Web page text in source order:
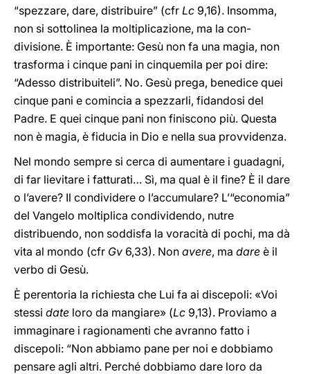
“spezzare, dare, distribuire” (cfr Lc 9,16). Insomma,
non si sottolinea la moltiplicazione, ma la con-
divisione. È importante: Gesù non fa una magia, non
trasforma i cinque pani in cinquemila per poi dire:
“Adesso distribuiteli”. No. Gesù prega, benedice quei
cinque pani e comincia a spezzarli, fidandosi del
Padre. E quei cinque pani non finiscono più. Questa
non è magia, è fiducia in Dio e nella sua provvidenza.
Nel mondo sempre si cerca di aumentare i guadagni,
di far lievitare i fatturati… Sì, ma qual è il fine? È il dare
o l’avere? Il condividere o l’accumulare? L’“economia”
del Vangelo moltiplica condividendo, nutre
distribuendo, non soddisfa la voracità di pochi, ma dà
vita al mondo (cfr Gv 6,33). Non avere, ma dare è il
verbo di Gesù.
È perentoria la richiesta che Lui fa ai discepoli: «Voi
stessi date loro da mangiare» (Lc 9,13). Proviamo a
immaginare i ragionamenti che avranno fatto i
discepoli: “Non abbiamo pane per noi e dobbiamo
pensare agli altri. Perché dobbiamo dare loro da